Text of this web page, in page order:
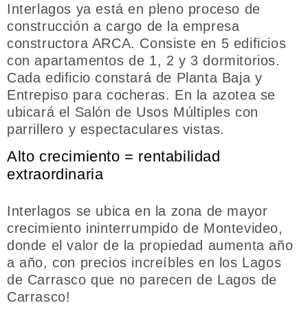
Interlagos ya está en pleno proceso de
construcción a cargo de la empresa
constructora ARCA. Consiste en 5 edificios
con apartamentos de 1, 2 y 3 dormitorios.
Cada edificio constará de Planta Baja y
Entrepiso para cocheras. En la azotea se
ubicará el Salón de Usos Múltiples con
parrillero y espectaculares vistas.
Alto crecimiento = rentabilidad
extraordinaria
Interlagos se ubica en la zona de mayor
crecimiento ininterrumpido de Montevideo,
donde el valor de la propiedad aumenta año
a año, con precios increíbles en los Lagos
de Carrasco que no parecen de Lagos de
Carrasco!